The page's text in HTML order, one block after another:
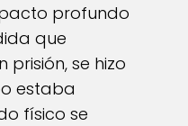
profundo
que
se hizo
estaba
físico se